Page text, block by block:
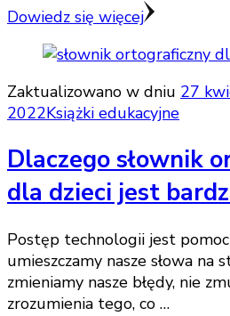
Dowiedz się więcej
Zaktualizowano w dniu 27
2022Książki edukacyjne
Dlaczego słownik
dla dzieci jest
Postęp technologii jest
umieszczamy nasze słowa na
zmieniamy nasze błędy, nie
zrozumienia tego, co …